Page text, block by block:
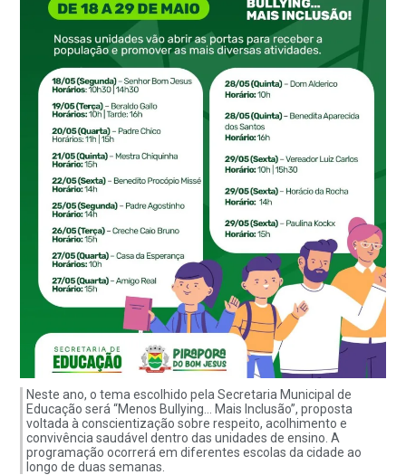
Neste ano, o tema escolhido pela Secretaria Municipal de
Educação será “Menos Bullying… Mais Inclusão”, proposta
voltada à conscientização sobre respeito, acolhimento e
convivência saudável dentro das unidades de ensino. A
programação ocorrerá em diferentes escolas da cidade ao
longo de duas semanas.